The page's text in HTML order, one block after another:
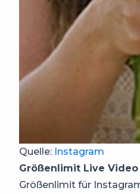
Quelle: Instagram
Größenlimit Live Video
Größenlimit für